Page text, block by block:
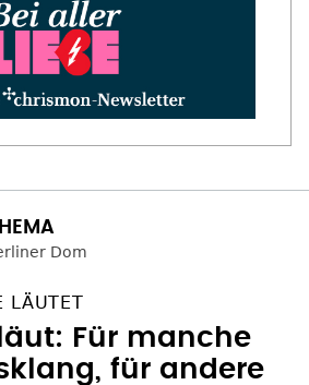
LÄUTET
Für manche
für andere